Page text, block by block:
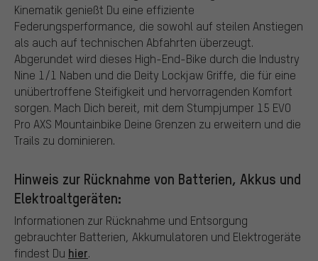
Kinematik genießt Du eine effiziente
Federungsperformance, die sowohl auf steilen Anstiegen
als auch auf technischen Abfahrten überzeugt.
Abgerundet wird dieses High-End-Bike durch die Industry
Nine 1/1 Naben und die Deity Lockjaw Griffe, die für eine
unübertroffene Steifigkeit und hervorragenden Komfort
sorgen. Mach Dich bereit, mit dem Stumpjumper 15 EVO
Pro AXS Mountainbike Deine Grenzen zu erweitern und die
Trails zu dominieren.
Hinweis zur Rücknahme von Batterien, Akkus und
Elektroaltgeräten:
Informationen zur Rücknahme und Entsorgung
gebrauchter Batterien, Akkumulatoren und Elektrogeräte
findest Du hier.